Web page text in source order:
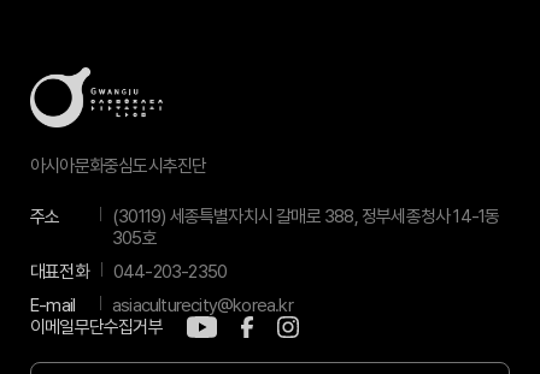
아시아문화중심도시추진단
주소
(30119) 세종특별자치시 갈매로 388, 정부세종청사 14-1동
305호
대표전화
044-203-2350
E-mail
asiaculturecity@korea.kr
이메일무단수집거부